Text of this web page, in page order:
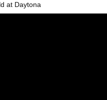
を欺き始めた！選択を迫られたA...
at Daytona